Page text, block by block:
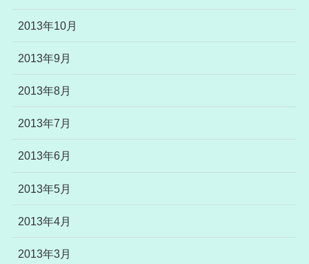
2013年10月
2013年9月
2013年8月
2013年7月
2013年6月
2013年5月
2013年4月
2013年3月